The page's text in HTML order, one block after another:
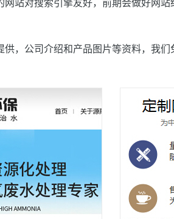
网站对搜索引擎友好，前期会做好网
供，公司介绍和产品图片等资料，我